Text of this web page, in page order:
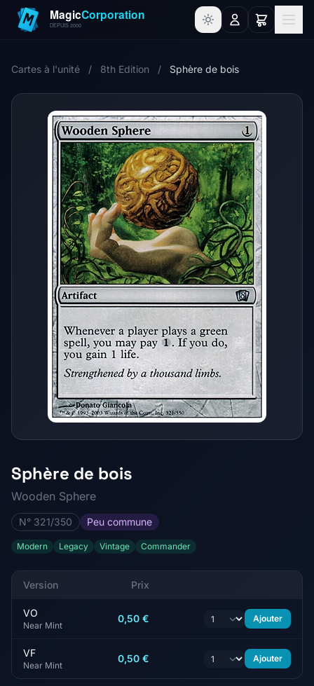
Cartes à l'unité / 8th Edition / Sphère de bois
Sphère de bois
Wooden Sphere
N° 321/350 Peu commune
Modern Legacy Vintage Commander
Version Prix
VO
Near Mint
0,50 € Ajouter
VF
Near Mint
0,50 € Ajouter